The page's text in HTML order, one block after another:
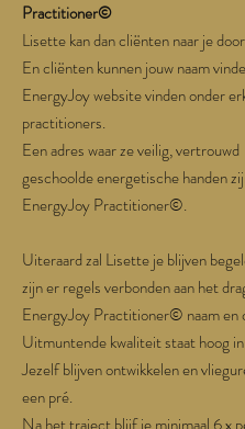
Practitioner©
Lisette kan dan cliënten naar je
En cliënten kunnen jouw naam
EnergyJoy website vinden onder
practitioners.
Een adres waar ze veilig,
geschoolde energetische handen
EnergyJoy Practitioner©.
Uiteraard zal Lisette je blijven
zijn er regels verbonden aan het
EnergyJoy Practitioner© naam
Uitmuntende kwaliteit staat hoog
Jezelf blijven ontwikkelen en
een pré.